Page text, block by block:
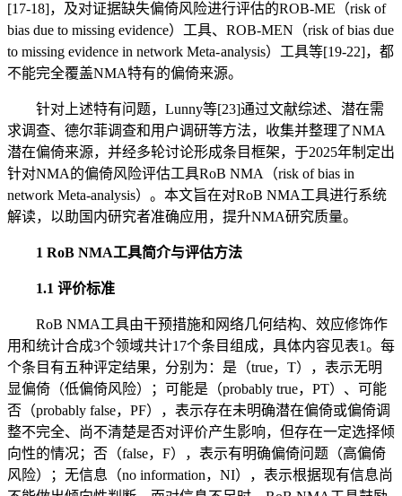
[17-18]，及对证据缺失偏倚风险进行评估的ROB-ME（risk of
bias due to missing evidence）工具、ROB-MEN（risk of bias due
to missing evidence in network Meta- analysis）工具等[19-22]，都
不能完全覆盖NMA特有的偏倚来源。
针对上述特有问题，Lunny等[23]通过文献综述、潜在需
求调查、德尔菲调查和用户调研等方法，收集并整理了NMA
潜在偏倚来源，并经多轮讨论形成条目框架，于2025年制定出
针对NMA的偏倚风险评估工具RoB NMA（risk of bias in
network Meta-analysis）。本文旨在对RoB NMA工具进行系统
解读，以助国内研究者准确应用，提升NMA研究质量。
1 RoB NMA工具简介与评估方法
1.1 评价标准
RoB NMA工具由干预措施和网络几何结构、效应修饰作
用和统计合成3个领域共计17个条目组成，具体内容见表1。每
个条目有五种评定结果，分别为：是（true，T），表示无明
显偏倚（低偏倚风险）；可能是（probably true，PT）、可能
否（probably false，PF），表示存在未明确潜在偏倚或偏倚调
整不完全、尚不清楚是否对评价产生影响，但存在一定选择倾
向性的情况；否（false，F），表示有明确偏倚问题（高偏倚
风险）；无信息（no information，NI），表示根据现有信息尚